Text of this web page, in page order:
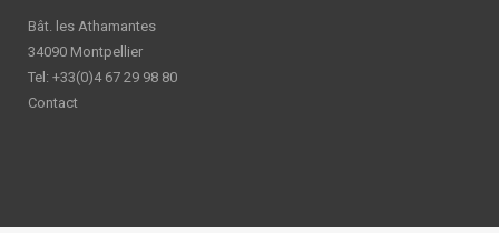
Bât. les Athamantes
34090 Montpellier
Tel: +33(0)4 67 29 98 80
Contact